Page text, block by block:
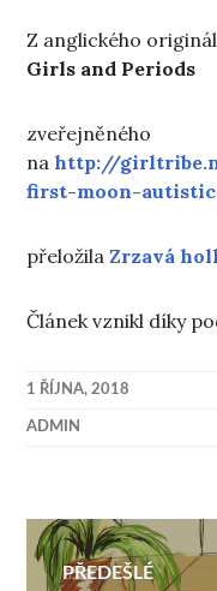
Z anglického
Girls and Periods
zveřejněného
nahttp://
first-moon-
přeložilaZrzavá
Článek vznikl díky
1 ŘÍJNA, 2018
ADMIN
PŘEDEŠLÉ